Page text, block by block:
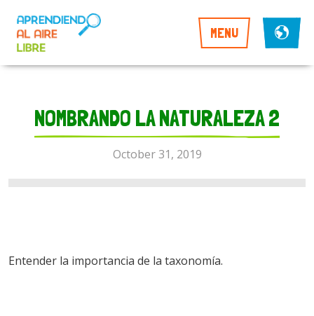
MENU
NOMBRANDO LA NATURALEZA 2
October 31, 2019
Entender la importancia de la taxonomía.